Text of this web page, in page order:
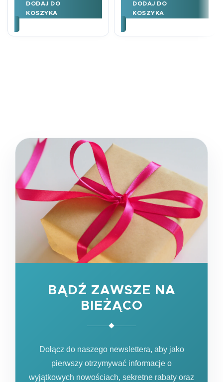
DODAJ DO
KOSZYKA
DODAJ DO
KOSZYKA
BĄDŹ ZAWSZE NA
BIEŻĄCO
Dołącz do naszego newslettera, aby jako
pierwszy otrzymywać informacje o
wyjątkowych nowościach, sekretne rabaty oraz